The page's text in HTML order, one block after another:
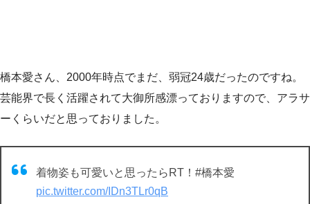
橋本愛さん、2000年時点でまだ、弱冠24歳だったのですね。
芸能界で長く活躍されて大御所感漂っておりますので、アラサ
ーくらいだと思っておりました。
着物姿も可愛いと思ったらRT！#橋本愛
pic.twitter.com/IDn3TLr0qB